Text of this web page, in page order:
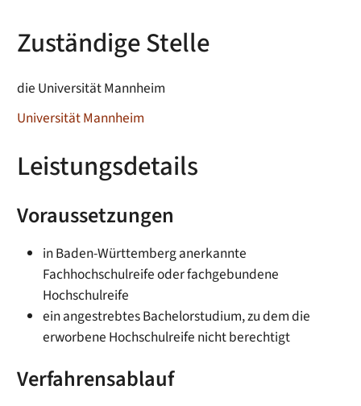
Zuständige Stelle
die Universität Mannheim
Universität Mannheim
Leistungsdetails
Voraussetzungen
in Baden-Württemberg anerkannte
Fachhochschulreife oder fachgebundene
Hochschulreife
ein angestrebtes Bachelorstudium, zu dem die
erworbene Hochschulreife nicht berechtigt
Verfahrensablauf